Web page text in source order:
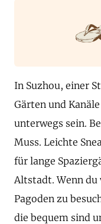
In Suzhou, einer
Gärten und
unterwegs sein.
Muss. Leichte
für lange
Altstadt. Wenn du
Pagoden zu
die bequem sind